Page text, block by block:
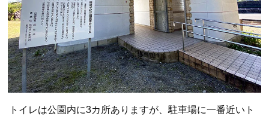
トイレは公園内に3カ所ありますが、駐車場に一番近いト